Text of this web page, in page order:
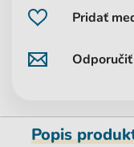
Pridať
Popis